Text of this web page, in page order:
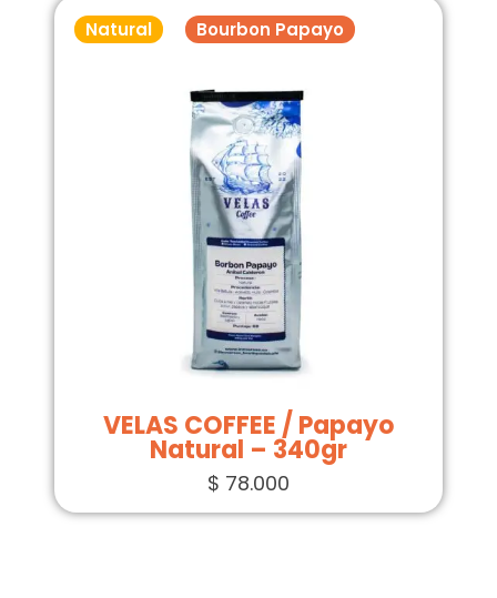
Natural Bourbon Papayo
VELAS COFFEE / Papayo
Natural – 340gr
$ 78.000